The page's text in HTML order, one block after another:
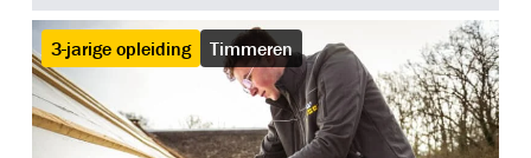
3-jarige opleiding Timmeren